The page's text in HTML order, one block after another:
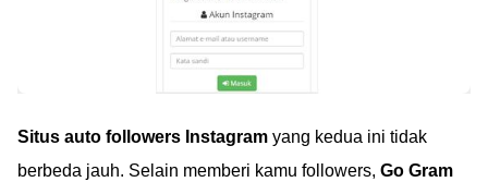
Situs auto followers Instagram yang kedua ini tidak
berbeda jauh. Selain memberi kamu followers, Go Gram